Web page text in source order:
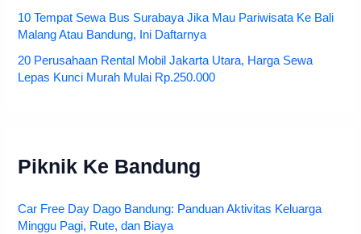
10 Tempat Sewa Bus Surabaya Jika Mau Pariwisata Ke Bali
Malang Atau Bandung, Ini Daftarnya
20 Perusahaan Rental Mobil Jakarta Utara, Harga Sewa
Lepas Kunci Murah Mulai Rp.250.000
Piknik Ke Bandung
Car Free Day Dago Bandung: Panduan Aktivitas Keluarga
Minggu Pagi, Rute, dan Biaya